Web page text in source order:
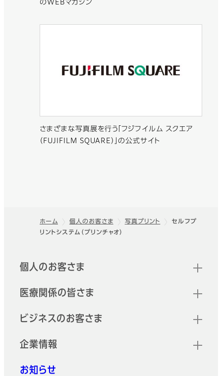
のWEBマガジン
さまざまな写真展を行う「フジフイルム スクエア
（FUJIFILM SQUARE）」の公式サイト
フッター
ホーム 個人のお客さま 写真プリント
セルフプ
リントシステム（プリンチャオ）
クイックリンク
個人のお客さま
医療関係の皆さま
ビジネスのお客さま
企業情報
お知らせ